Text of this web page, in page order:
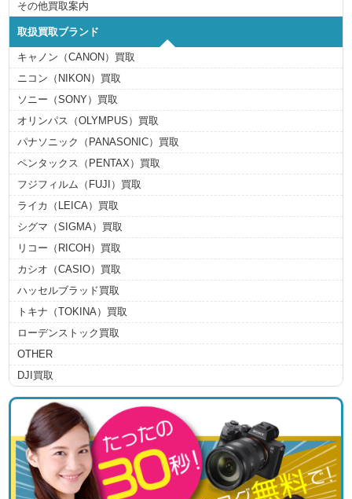
その他買取案内
取扱買取ブランド
キャノン（CANON）買取
ニコン（NIKON）買取
ソニー（SONY）買取
オリンパス（OLYMPUS）買取
パナソニック（PANASONIC）買取
ペンタックス（PENTAX）買取
フジフィルム（FUJI）買取
ライカ（LEICA）買取
シグマ（SIGMA）買取
リコー（RICOH）買取
カシオ（CASIO）買取
ハッセルブラッド買取
トキナ（TOKINA）買取
ローデンストック買取
OTHER
DJI買取